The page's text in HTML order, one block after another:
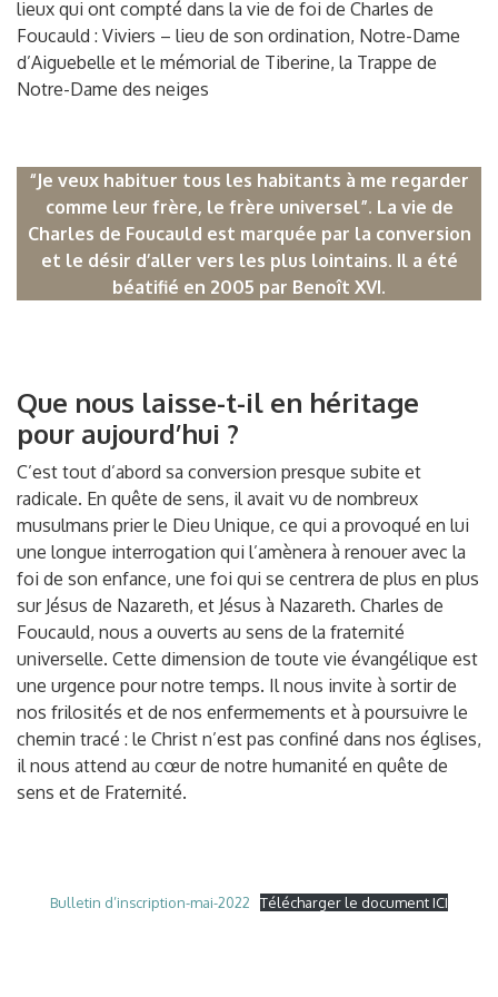
lieux qui ont compté dans la vie de foi de Charles de
Foucauld : Viviers – lieu de son ordination, Notre-Dame
d’Aiguebelle et le mémorial de Tiberine, la Trappe de
Notre-Dame des neiges
“Je veux habituer tous les habitants à me regarder
comme leur frère, le frère universel”. La vie de
Charles de Foucauld est marquée par la conversion
et le désir d’aller vers les plus lointains. Il a été
béatifié en 2005 par Benoît XVI.
Que nous laisse-t-il en héritage
pour aujourd’hui ?
C’est tout d’abord sa conversion presque subite et
radicale. En quête de sens, il avait vu de nombreux
musulmans prier le Dieu Unique, ce qui a provoqué en lui
une longue interrogation qui l’amènera à renouer avec la
foi de son enfance, une foi qui se centrera de plus en plus
sur Jésus de Nazareth, et Jésus à Nazareth. Charles de
Foucauld, nous a ouverts au sens de la fraternité
universelle. Cette dimension de toute vie évangélique est
une urgence pour notre temps. Il nous invite à sortir de
nos frilosités et de nos enfermements et à poursuivre le
chemin tracé : le Christ n’est pas confiné dans nos églises,
il nous attend au cœur de notre humanité en quête de
sens et de Fraternité.
Bulletin d’inscription-mai-2022 Télécharger le document ICI